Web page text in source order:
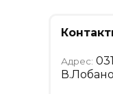
Адрес: